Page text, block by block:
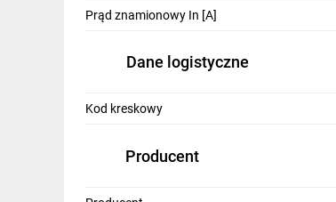
Telewizja naziemna i satelitarna
Wentylacja i rekuperacja
Prąd znamionowy In [A]
Dane logistyczne
Kod kreskowy
Producent